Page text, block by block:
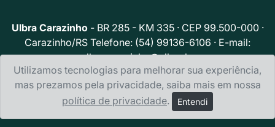
Ulbra Carazinho- BR 285 - KM 335 · CEP 99.500-000 ·
Carazinho/RS Telefone: (54) 99136-6106 · E-mail:
ulbracarazinho@ulbra.br
Política de privacidade
Utilizamos tecnologias para melhorar sua experiência,
mas prezamos pela privacidade, saiba mais em nossa
política de privacidade. Entendi